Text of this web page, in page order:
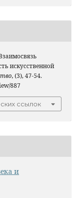
искусственной
, (3), 47-54.
887
ссылок
и